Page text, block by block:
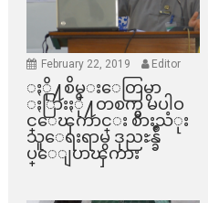
February 22, 2019 Editor
ႏို႔စိမ္းေတြမွာ
ႏြားႏို႔တစက္မွ မပါဝ
င္ေၾကာင္း စားသံုး
သူေရးရာမွ ဒုညႊန္ခ်ဳ
ပ္ေျပာၾကား